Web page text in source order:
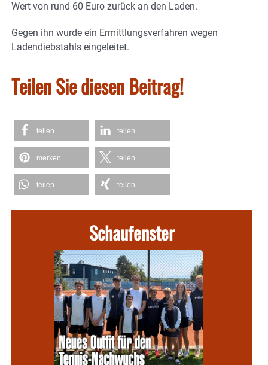
Wert von rund 60 Euro zurück an den Laden.
Gegen ihn wurde ein Ermittlungsverfahren wegen
Ladendiebstahls eingeleitet.
Teilen Sie diesen Beitrag!
teilen teilen
merken teilen
teilen teilen
Schaufenster